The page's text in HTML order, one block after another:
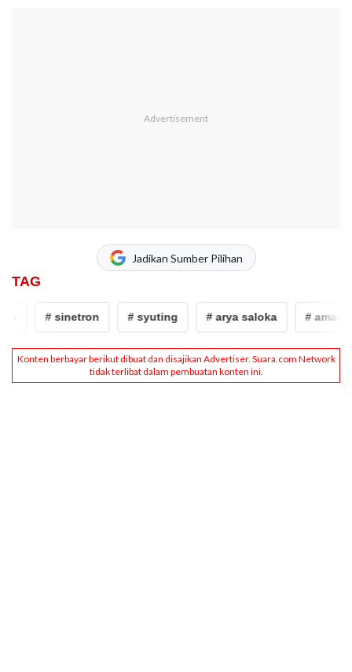
Jadikan Sumber Pilihan
TAG
# sinetron # syuting # arya saloka #